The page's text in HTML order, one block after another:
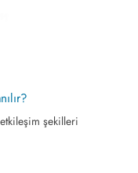
şekilleri